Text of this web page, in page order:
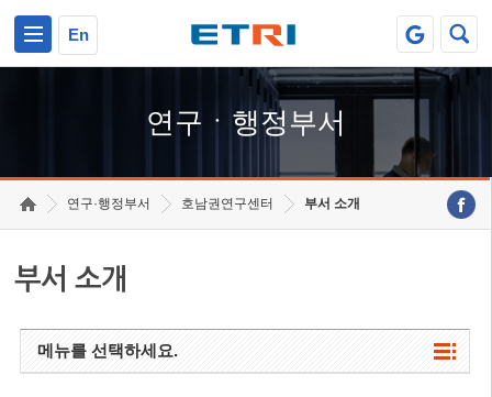
En
연구ㆍ행정부서
연구·행정부서 호남권연구센터 부서 소개
부서 소개
메뉴를 선택하세요.